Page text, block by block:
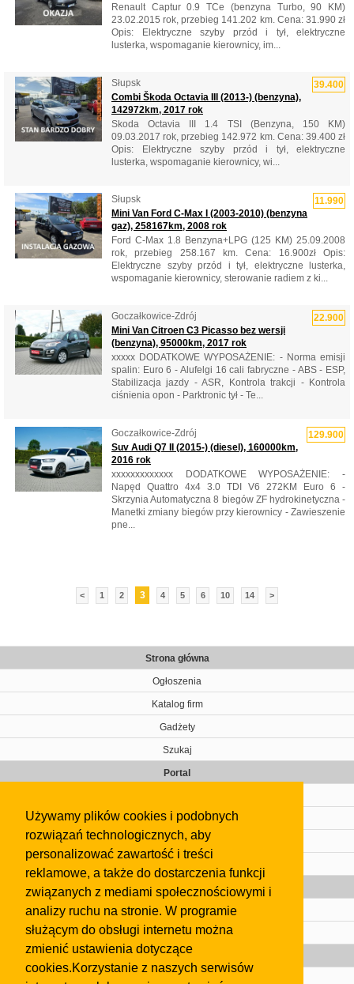
Używamy plików cookies i podobnych
rozwiązań technologicznych, aby
personalizować zawartość i treści
reklamowe, a także do dostarczenia funkcji
związanych z mediami społecznościowymi i
analizy ruchu na stronie. W programie
służącym do obsługi internetu można
zmienić ustawienia dotyczące
cookies.Korzystanie z naszych serwisów
Renault Captur 0.9 TCe (benzyna Turbo, 90 KM)
23.02.2015 rok, przebieg 141.202 km. Cena: 31.990 zł
Opis: Elektryczne szyby przód i tył, elektryczne
lusterka, wspomaganie kierownicy, im...
39.400
Słupsk
Combi Škoda Octavia III (2013-) (benzyna),
142972km, 2017 rok
Skoda Octavia III 1.4 TSI (Benzyna, 150 KM)
09.03.2017 rok, przebieg 142.972 km. Cena: 39.400 zł
Opis: Elektryczne szyby przód i tył, elektryczne
lusterka, wspomaganie kierownicy, wi...
11.990
Słupsk
Mini Van Ford C-Max I (2003-2010) (benzyna
gaz), 258167km, 2008 rok
Ford C-Max 1.8 Benzyna+LPG (125 KM) 25.09.2008
rok, przebieg 258.167 km. Cena: 16.900zł Opis:
Elektryczne szyby przód i tył, elektryczne lusterka,
wspomaganie kierownicy, sterowanie radiem z ki...
22.900
Goczałkowice-Zdrój
Mini Van Citroen C3 Picasso bez wersji
(benzyna), 95000km, 2017 rok
xxxxx DODATKOWE WYPOSAŻENIE: - Norma emisji
spalin: Euro 6 - Alufelgi 16 cali fabryczne - ABS - ESP,
Stabilizacja jazdy - ASR, Kontrola trakcji - Kontrola
ciśnienia opon - Parktronic tył - Te...
129.900
Goczałkowice-Zdrój
Suv Audi Q7 II (2015-) (diesel), 160000km,
2016 rok
xxxxxxxxxxxxx DODATKOWE WYPOSAŻENIE: -
Napęd Quattro 4x4 3.0 TDI V6 272KM Euro 6 -
Skrzynia Automatyczna 8 biegów ZF hydrokinetyczna -
Manetki zmiany biegów przy kierownicy - Zawieszenie
pne...
< 1 2 3 4 5 6 10 14 >
Strona główna
Ogłoszenia
Katalog firm
Gadżety
Szukaj
Portal
Kontakt
Regulamin
Gazeta
Olkusz
Kontakt
Strefa dla biznesu